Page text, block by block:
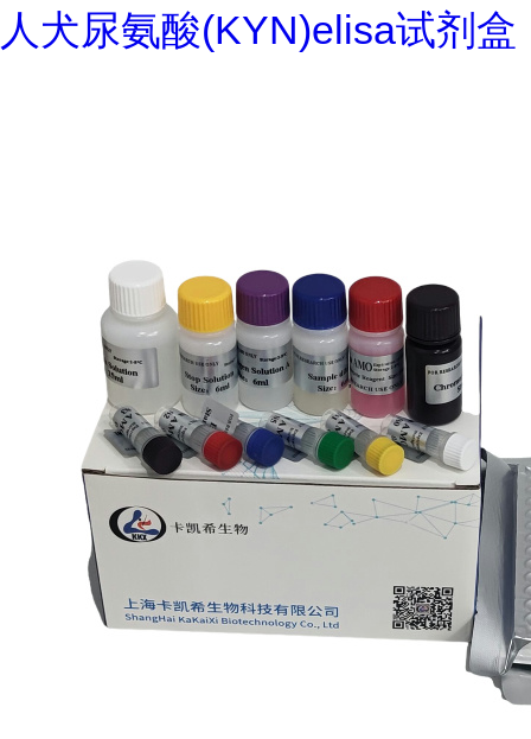
人犬尿氨酸(KYN)elisa试剂盒